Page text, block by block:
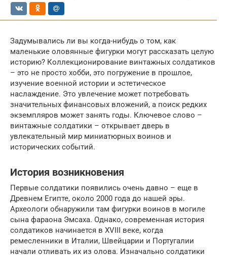
Задумывались ли вы когда-нибудь о том, как
маленькие оловянные фигурки могут рассказать целую
историю? Коллекционирование винтажных солдатиков
– это не просто хобби, это погружение в прошлое,
изучение военной истории и эстетическое
наслаждение. Это увлечение может потребовать
значительных финансовых вложений, а поиск редких
экземпляров может занять годы. Ключевое слово –
винтажные солдатики – открывает дверь в
увлекательный мир миниатюрных воинов и
исторических событий.
История возникновения
Первые солдатики появились очень давно – еще в
Древнем Египте, около 2000 года до нашей эры.
Археологи обнаружили там фигурки воинов в могиле
сына фараона Эмсаха. Однако, современная история
солдатиков начинается в XVIII веке, когда
ремесленники в Италии, Швейцарии и Португалии
начали отливать их из олова. Изначально солдатики